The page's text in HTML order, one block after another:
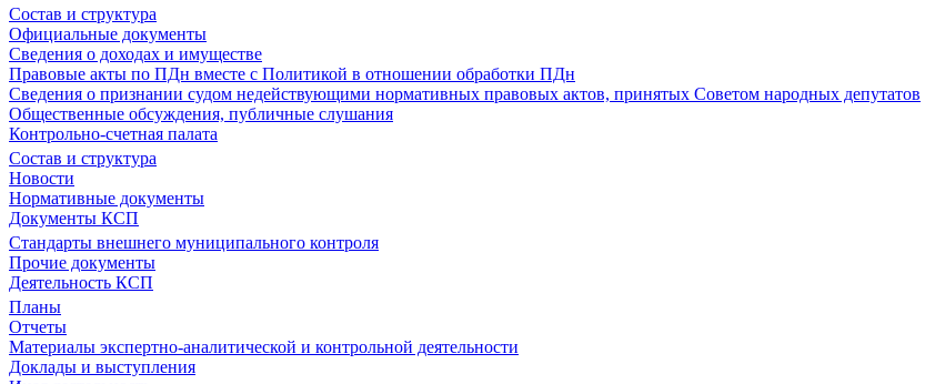
Состав и структура
Официальные документы
Сведения о доходах и имуществе
Правовые акты по ПДн вместе с Политикой в отношении обработки ПДн
Сведения о признании судом недействующими нормативных правовых актов, принятых Советом народных депутатов
Общественные обсуждения, публичные слушания
Контрольно-счетная палата
Состав и структура
Новости
Нормативные документы
Документы КСП
Стандарты внешнего муниципального контроля
Прочие документы
Деятельность КСП
Планы
Отчеты
Материалы экспертно-аналитической и контрольной деятельности
Доклады и выступления